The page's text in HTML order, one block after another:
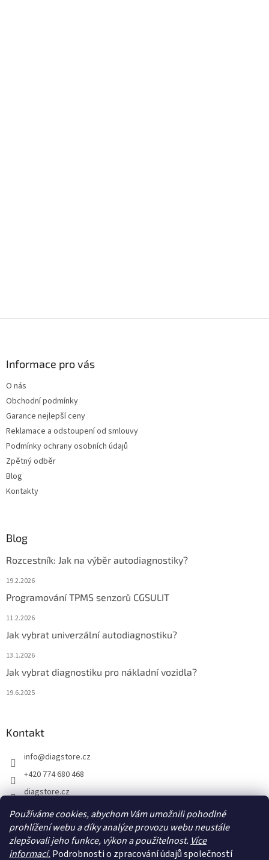
Používáme cookies, abychom Vám umožnili pohodlné
prohlížení webu a díky analýze provozu webu neustále
zlepšovali jeho funkce, výkon a použitelnost. Více
informací. Podrobnosti o zpracování údajů společností
Informace pro vás
O nás
Obchodní podmínky
Garance nejlepší ceny
Reklamace a odstoupení od smlouvy
Podmínky ochrany osobních údajů
Zpětný odběr
Blog
Kontakty
Blog
Rozcestník: Jak na výběr autodiagnostiky?
19.2.2026
Programování TPMS senzorů CGSULIT
11.2.2026
Jak vybrat univerzální autodiagnostiku?
13.1.2026
Jak vybrat diagnostiku pro nákladní vozidla?
19.6.2025
Kontakt
info@diagstore.cz
+420 774 680 468
diagstore.cz
diagstorecz
diagstore
@diagstorecz